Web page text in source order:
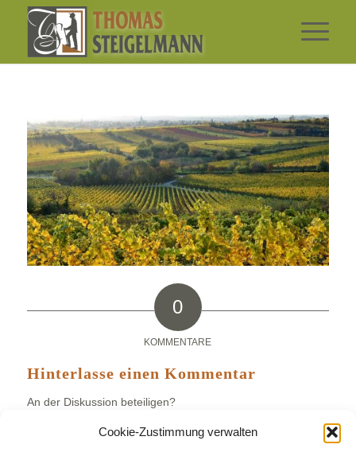
Cookie-Zustimmung verwalten
0
KOMMENTARE
Hinterlasse einen Kommentar
An der Diskussion beteiligen?